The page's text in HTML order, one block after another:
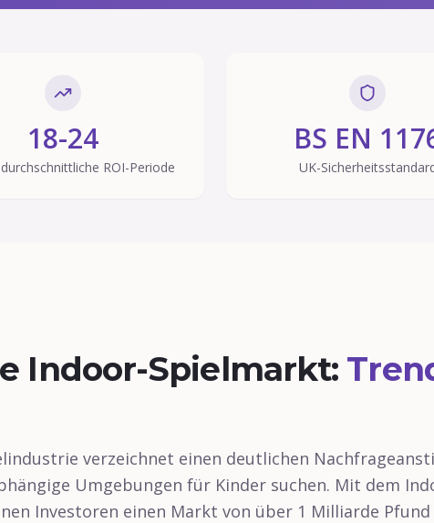
18-24
ROI-Periode
BS EN
UK-
Indoor-Spielmarkt:
verzeichnet einen deutlichen
Umgebungen für Kinder suchen. Mit dem
Investoren einen Markt von über 1 Milliarde